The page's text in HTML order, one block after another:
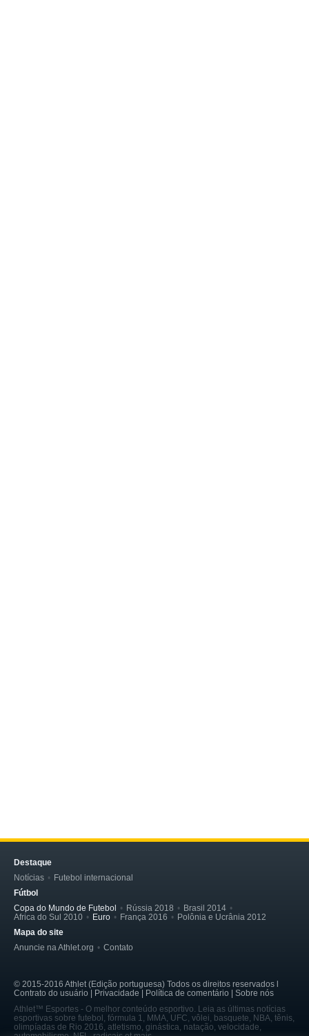
Destaque
Notícias
Futebol internacional
Fútbol
Copa do Mundo de Futebol
Rússia 2018
Brasil 2014
Africa do Sul 2010
Euro França 2016
Polônia e Ucrânia 2012
Mapa do site
Anuncie na Athlet.org
Contato
© 2015-2016 Athlet (Edição portuguesa) Todos os direitos reservados l
Contrato do usuário | Privacidade | Política de comentário | Sobre nós
Athlet™ Esportes - O melhor conteúdo esportivo. Leia as últimas notícias
esportivas sobre futebol, fórmula 1, MMA, UFC, vôlei, basquete, NBA, tênis,
olimpíadas de Rio 2016, atletismo, ginástica, natação, velocidade,